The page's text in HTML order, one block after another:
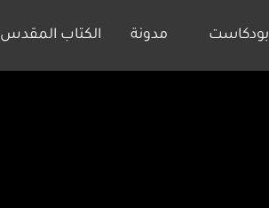
الكتاب المقدس مدونة بودكاست